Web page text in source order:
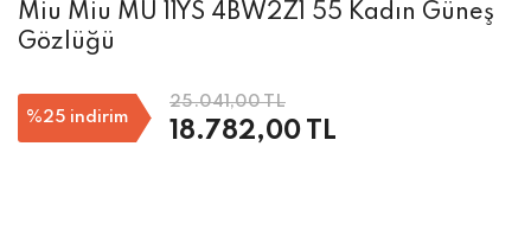
Miu Miu MU 11YS 4BW2Z1 55 Kadın Güneş
Gözlüğü
%25 indirim
25.041,00 TL
18.782,00 TL